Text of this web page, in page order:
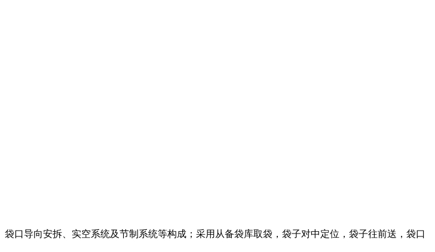
导向安拆、实空系统及节制系统等构成；采用从备袋库取袋，袋子对中定位，袋子往前送，袋口